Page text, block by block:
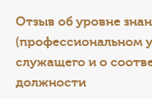
Отзыв об уровне
(профессиональном
служащего и о
должности